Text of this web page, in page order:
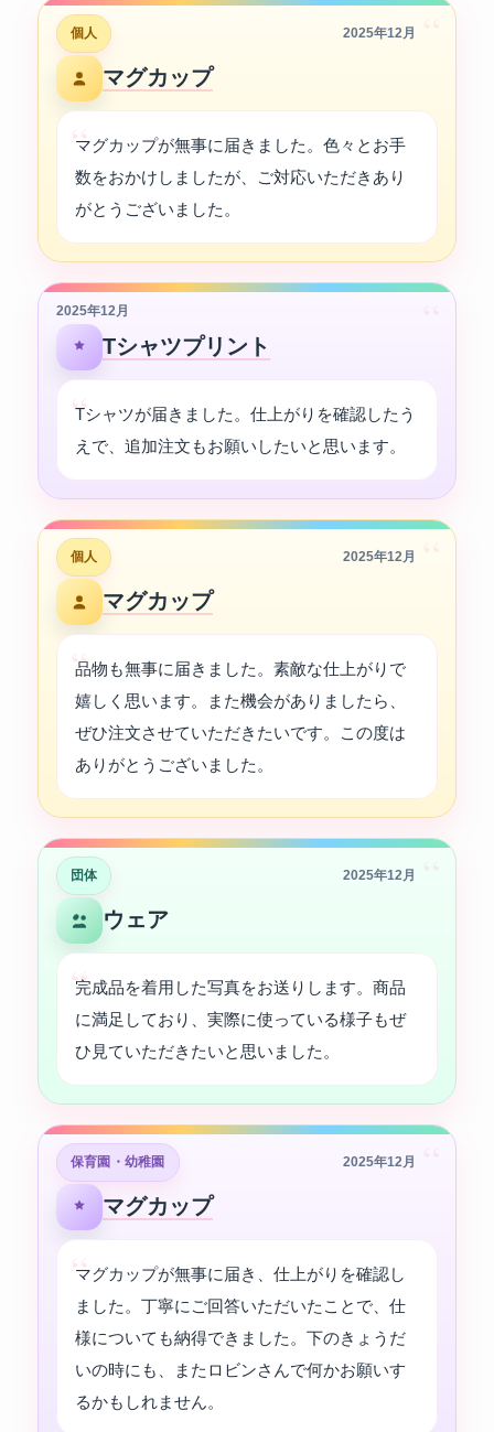
個人 2025年12月
マグカップ
マグカップが無事に届きました。色々とお手
数をおかけしましたが、ご対応いただきあり
がとうございました。
2025年12月
Tシャツプリント
Tシャツが届きました。仕上がりを確認したう
えで、追加注文もお願いしたいと思います。
個人 2025年12月
マグカップ
品物も無事に届きました。素敵な仕上がりで
嬉しく思います。また機会がありましたら、
ぜひ注文させていただきたいです。この度は
ありがとうございました。
団体 2025年12月
ウェア
完成品を着用した写真をお送りします。商品
に満足しており、実際に使っている様子もぜ
ひ見ていただきたいと思いました。
保育園・幼稚園 2025年12月
マグカップ
マグカップが無事に届き、仕上がりを確認し
ました。丁寧にご回答いただいたことで、仕
様についても納得できました。下のきょうだ
いの時にも、またロビンさんで何かお願いす
るかもしれません。